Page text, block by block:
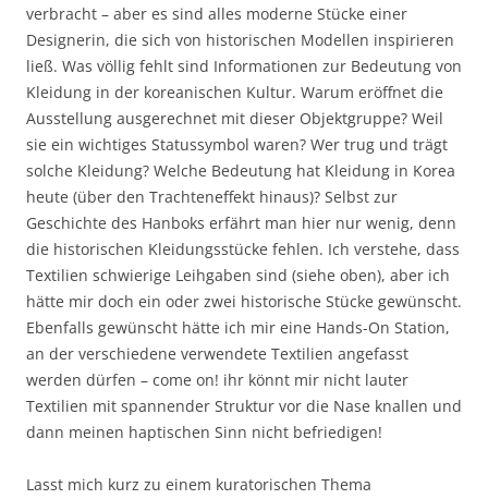
verbracht – aber es sind alles moderne Stücke einer
Designerin, die sich von historischen Modellen inspirieren
ließ. Was völlig fehlt sind Informationen zur Bedeutung von
Kleidung in der koreanischen Kultur. Warum eröffnet die
Ausstellung ausgerechnet mit dieser Objektgruppe? Weil
sie ein wichtiges Statussymbol waren? Wer trug und trägt
solche Kleidung? Welche Bedeutung hat Kleidung in Korea
heute (über den Trachteneffekt hinaus)? Selbst zur
Geschichte des Hanboks erfährt man hier nur wenig, denn
die historischen Kleidungsstücke fehlen. Ich verstehe, dass
Textilien schwierige Leihgaben sind (siehe oben), aber ich
hätte mir doch ein oder zwei historische Stücke gewünscht.
Ebenfalls gewünscht hätte ich mir eine Hands-On Station,
an der verschiedene verwendete Textilien angefasst
werden dürfen – come on! ihr könnt mir nicht lauter
Textilien mit spannender Struktur vor die Nase knallen und
dann meinen haptischen Sinn nicht befriedigen!
Lasst mich kurz zu einem kuratorischen Thema